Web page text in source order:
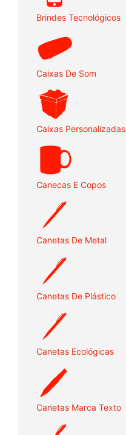
Brindes Tecnológicos
Caixas De Som
Caixas Personalizadas
Canecas E Copos
Canetas De Metal
Canetas De Plástico
Canetas Ecológicas
Canetas Marca Texto